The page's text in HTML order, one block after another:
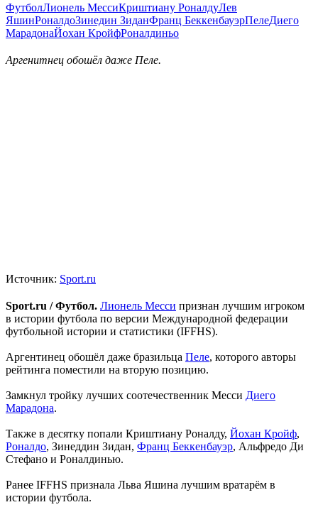
ФутболЛионель МессиКриштиану РоналдуЛев
ЯшинРоналдоЗинедин ЗиданФранц БеккенбауэрПелеДиего
МарадонаЙохан КройфРоналдиньо
Аргенитнец обошёл даже Пеле.
Источник: Sport.ru
Sport.ru / Футбол. Лионель Месси признан лучшим игроком
в истории футбола по версии Международной федерации
футбольной истории и статистики (IFFHS).
Аргентинец обошёл даже бразильца Пеле, которого авторы
рейтинга поместили на вторую позицию.
Замкнул тройку лучших соотечественник Месси Диего
Марадона.
Также в десятку попали Криштиану Роналду, Йохан Кройф,
Роналдо, Зинеддин Зидан, Франц Беккенбауэр, Альфредо Ди
Стефано и Роналдинью.
Ранее IFFHS признала Льва Яшина лучшим вратарём в
истории футбола.